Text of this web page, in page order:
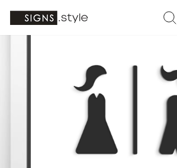
direttamente
ai